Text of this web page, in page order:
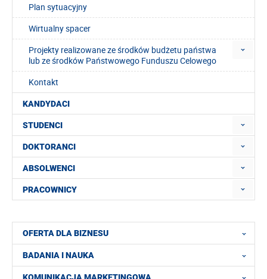
Plan sytuacyjny
Wirtualny spacer
Projekty realizowane ze środków budżetu państwa
lub ze środków Państwowego Funduszu Celowego
Kontakt
KANDYDACI
STUDENCI
DOKTORANCI
ABSOLWENCI
PRACOWNICY
OFERTA DLA BIZNESU
BADANIA I NAUKA